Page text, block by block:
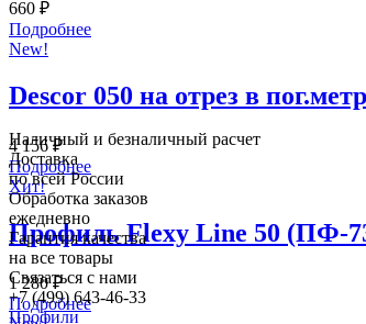
660 ₽
Подробнее
New!
Descor 050 на отрез в
4 156₽
Подробнее
Хит!
Профиль Flexy Line 50 (ПФ-
1 280₽
Подробнее
Наличный и безналичный расчет
Доставка
по всей России
Обработка заказов
ежедневно
Гарантия качества
на все товары
Связаться с нами
+7 (499) 643-46-33
Профили